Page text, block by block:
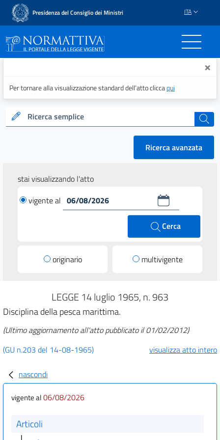
Presidenza del Consiglio dei Ministri ITA
Normattiva - Il portale ×
Per tornare alla visualizzazione standard dell’atto cliccaqui
Ricerca semplice cerca
Ricerca avanzata
stai visualizzando l'atto
vigente al
Cerca
originario multivigente
LEGGE 14 luglio 1965, n. 963
Disciplina della pesca marittima.
(Ultimo aggiornamento all'atto pubblicato il 01/02/2012)
(GU n.203 del 14-08-1965)
visualizza atto intero
nascondi
vigente al06/08/2026
Articoli